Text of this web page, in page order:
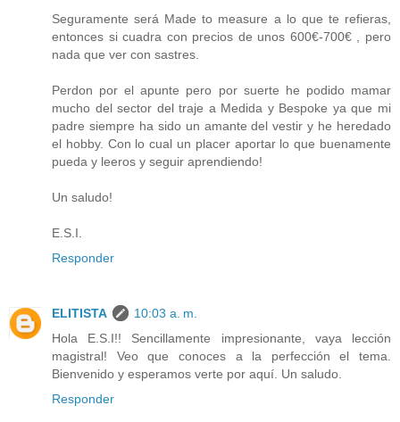
Seguramente será Made to measure a lo que te refieras,
entonces si cuadra con precios de unos 600€-700€ , pero
nada que ver con sastres.
Perdon por el apunte pero por suerte he podido mamar
mucho del sector del traje a Medida y Bespoke ya que mi
padre siempre ha sido un amante del vestir y he heredado
el hobby. Con lo cual un placer aportar lo que buenamente
pueda y leeros y seguir aprendiendo!
Un saludo!
E.S.I.
Responder
ELITISTA
10:03 a. m.
Hola E.S.I!! Sencillamente impresionante, vaya lección
magistral! Veo que conoces a la perfección el tema.
Bienvenido y esperamos verte por aquí. Un saludo.
Responder